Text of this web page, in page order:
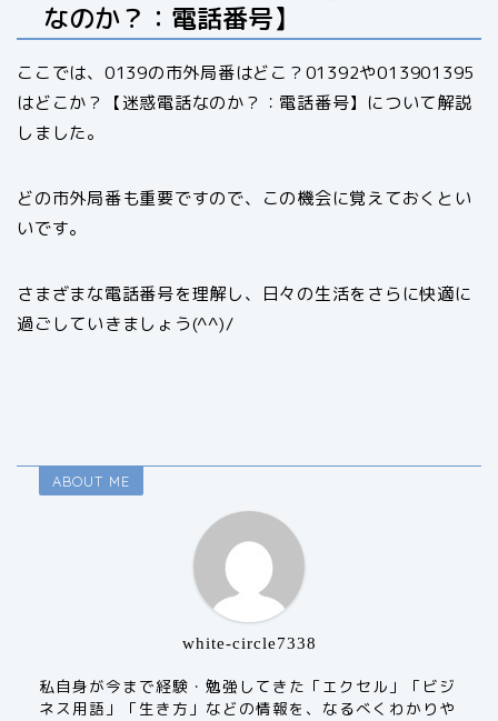
なのか？：電話番号】
ここでは、0139の市外局番はどこ？01392や013901395
はどこか？【迷惑電話なのか？：電話番号】について解説
しました。
どの市外局番も重要ですので、この機会に覚えておくとい
いです。
さまざまな電話番号を理解し、日々の生活をさらに快適に
過ごしていきましょう(^^)/
ABOUT ME
white-circle7338
私自身が今まで経験・勉強してきた「エクセル」「ビジ
ネス用語」「生き方」などの情報を、なるべくわかりや